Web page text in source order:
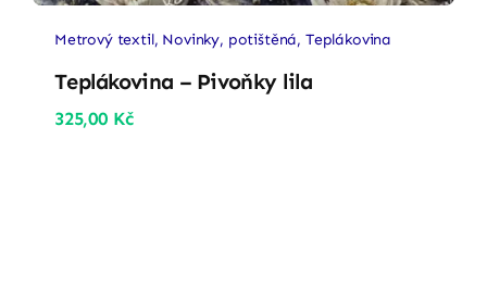
Metrový textil, Novinky, potištěná, Teplákovina
Teplákovina – Pivoňky lila
325,00 Kč